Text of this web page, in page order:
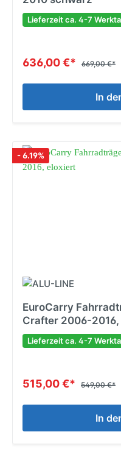
Lieferzeit ca. 4-7
636,00 €* 669,00 €*
In
- 6.19%
EuroCarry
Crafter 2006-
Lieferzeit ca. 4-7
515,00 €* 549,00 €*
In